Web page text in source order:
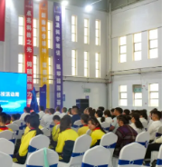
为群众听得
筑牢全民安
助理员马天浩
满满。现场
神展示、科